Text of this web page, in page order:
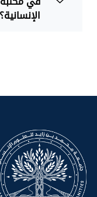
الإنسانية؟